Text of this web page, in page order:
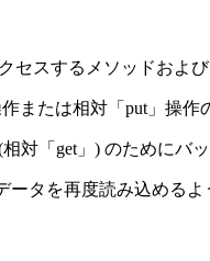
セスするメソッドおよ
または相対「put」操
対「get」) のためにバ
タを再度読み込める